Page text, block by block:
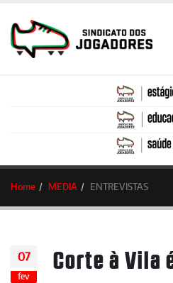
Home MEDIA ENTREVISTAS
07
fev
Corte à Vila